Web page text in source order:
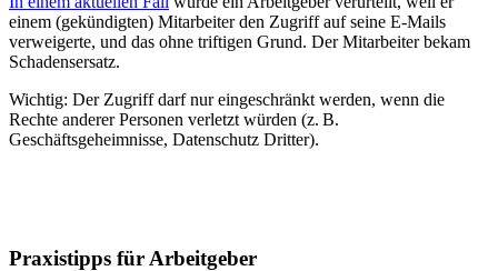
einem (gekündigten) Mitarbeiter den Zugriff auf seine E-Mails
verweigerte, und das ohne triftigen Grund. Der Mitarbeiter bekam
Schadensersatz.
Wichtig: Der Zugriff darf nur eingeschränkt werden, wenn die
Rechte anderer Personen verletzt würden (z. B.
Geschäftsgeheimnisse, Datenschutz Dritter).
Praxistipps für Arbeitgeber